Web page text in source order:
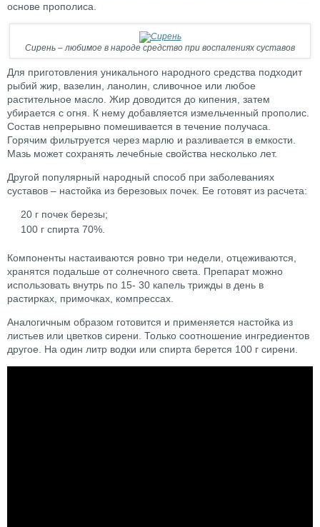
основе прополиса.
Сирень – любимое в народе средство при воспалениях суставов
Для приготовления уникального народного средства подходит
рыбий жир, вазелин, ланолин, сливочное или любое
растительное масло. Жир доводится до кипения, затем
убирается с огня. К нему добавляется измельченный прополис.
Состав непрерывно помешивается в течение получаса.
Горячим фильтруется через марлю и разливается в емкости.
Мазь может сохранять лечебные свойства несколько лет.
Другой популярный народный способ при заболеваниях
суставов – настойка из березовых почек. Ее готовят из расчета:
20 г почек березы;
100 г спирта 70%.
Компоненты настаиваются ровно три недели, отцеживаются,
хранятся подальше от солнечного света. Препарат можно
использовать внутрь по 15- 30 капель трижды в день в
растирках, примочках, компрессах.
Аналогичным образом готовится и применяется настойка из
листьев или цветков сирени. Только соотношение ингредиентов
другое. На один литр водки или спирта берется 100 г сирени.